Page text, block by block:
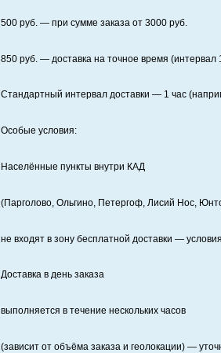
500руб. — при сумме заказа от 3000руб.
850руб. — доставка на точное время (интервал
Стандартный интервал доставки — 1 час
Особые условия:
Населённые пункты внутри КАД
(Парголово, Ольгино, Петергоф, Лисий Нос,
не входят в зону бесплатной доставки —
Доставка в день заказа
выполняется в течение нескольких часов
(зависит от объёма заказа и геолокации) —